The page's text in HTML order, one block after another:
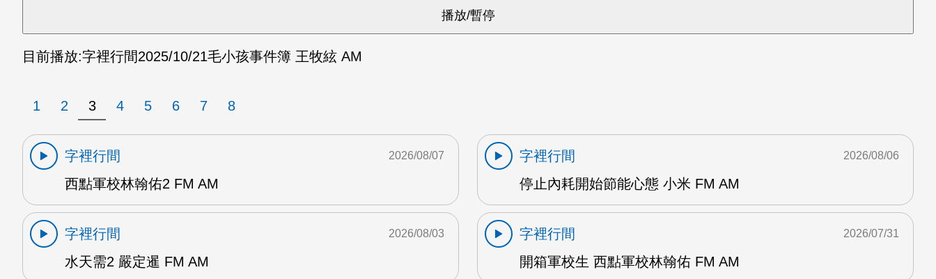
目前播放:字裡行間2025/10/21毛小孩事件簿 王牧絃 AM
1 2 3 4 5 6 7 8
字裡行間
西點軍校林翰佑2 FM AM
2026/08/07
字裡行間
停止內耗開始節能心態 小米 FM AM
2026/08/06
字裡行間
水天需2 嚴定暹 FM AM
2026/08/03
字裡行間
開箱軍校生 西點軍校林翰佑 FM AM
2026/07/31